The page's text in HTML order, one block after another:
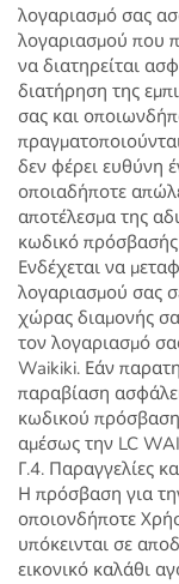
λογαριασμό σας
λογαριασμού που
να διατηρείται
διατήρηση της
σας και
δεν φέρει ευθύνη
οποιαδήποτε
αποτέλεσμα της
κωδικό
Ενδέχεται να
λογαριασμού σας
χώρας διαμονής
τον λογαριασμό
Waikiki. Εάν
παραβίαση
κωδικού
αμέσως την LC
Γ.4. Παραγγελίες
Η πρόσβαση για
οποιονδήποτε
υπόκεινται σε
εικονικό καλάθι